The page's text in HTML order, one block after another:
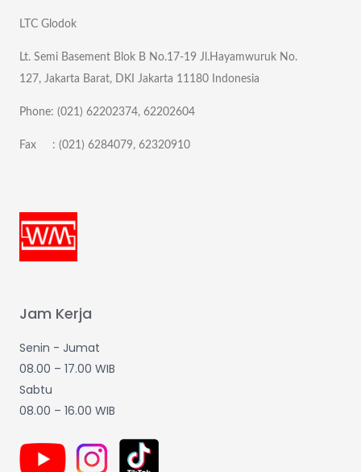
LTC Glodok
Lt. Semi Basement Blok B No.17-19 Jl.Hayamwuruk No.
127, Jakarta Barat, DKI Jakarta 11180 Indonesia
Phone: (021) 62202374, 62202604
Fax : (021) 6284079, 62320910
Jam Kerja
Senin - Jumat
08.00 – 17.00 WIB
Sabtu
08.00 – 16.00 WIB